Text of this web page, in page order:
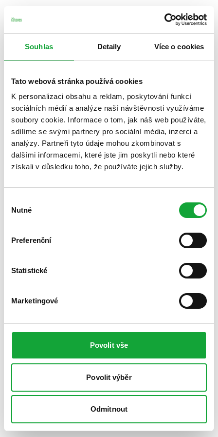
Souhlas Detaily Více o cookies
Tato webová stránka používá cookies
K personalizaci obsahu a reklam, poskytování funkcí
sociálních médií a analýze naší návštěvnosti využíváme
soubory cookie. Informace o tom, jak náš web používáte,
sdílíme se svými partnery pro sociální média, inzerci a
analýzy. Partneři tyto údaje mohou zkombinovat s
dalšími informacemi, které jste jim poskytli nebo které
získali v důsledku toho, že používáte jejich služby.
souhlasu
Nutné
Preferenční
Statistické
Marketingové
Povolit vše
Povolit výběr
Odmítnout